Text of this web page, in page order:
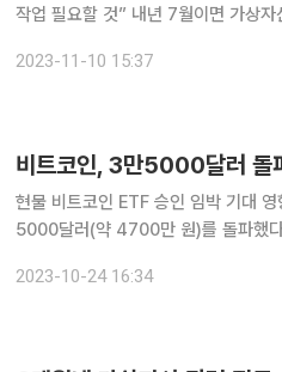
작업 필요할 것” 내년 7월이면 가상자산 이용자 보호 등에 관한 법률(가상자산법)이 시행된다. 이용
2023-11-10 15:37
비트코인, 3만5000달러 돌
현물 비트코인 ETF 승인 임박 기대 영향 비트코인 가격이 영국 런던에서 23일(현지시
5000달러(약 4700만 원)를 돌파했다고 블룸버그통
2023-10-24 16:34